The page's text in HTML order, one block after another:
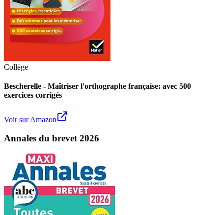
Collège
Bescherelle - Maîtriser l'orthographe française: avec 500
exercices corrigés
Voir sur Amazon
Annales du brevet 2026